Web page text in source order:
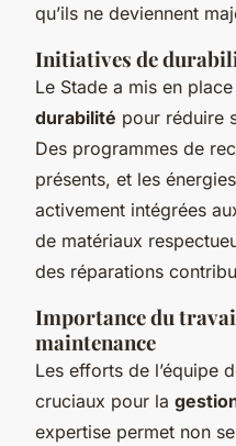
qu’ils ne deviennent
Initiatives de
Le Stade a mis en
durabilité pour réduire
Des programmes de
présents, et les
activement intégrées
de matériaux
des réparations
Importance du
maintenance
Les efforts de l’équipe
cruciaux pour la
expertise permet non